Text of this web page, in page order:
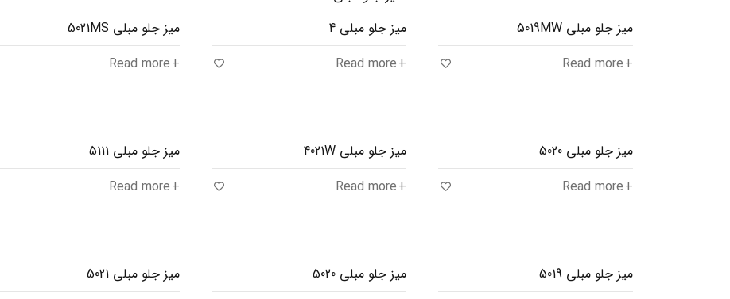
میز جلو مبلی 5019MW
Read more
میز جلو مبلی 4
Read more
میز جلو مبلی 5021MS
Read more
میز جلو مبلی 5020
Read more
میز جلو مبلی 4021W
Read more
میز جلو مبلی 5111
Read more
میز جلو مبلی 5019
میز جلو مبلی 5020
میز جلو مبلی 5021